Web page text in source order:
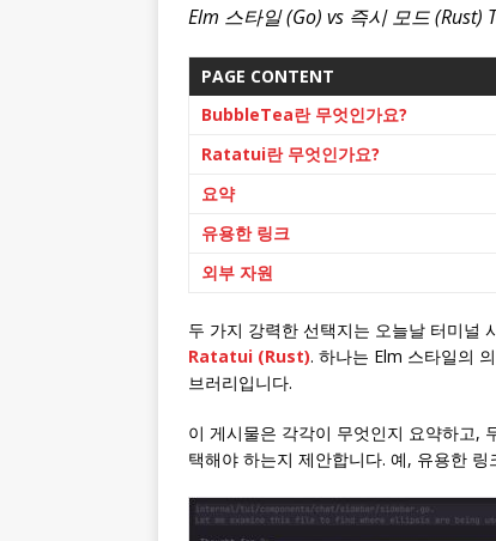
Elm 스타일 (Go) vs 즉시 모드 (Rust)
PAGE CONTENT
BubbleTea란 무엇인가요?
Ratatui란 무엇인가요?
요약
유용한 링크
외부 자원
두 가지 강력한 선택지는 오늘날 터미널
Ratatui (Rust). 하나는 Elm 스타일의
브러리입니다.
이 게시물은 각각이 무엇인지 요약하고,
택해야 하는지 제안합니다. 예, 유용한 링